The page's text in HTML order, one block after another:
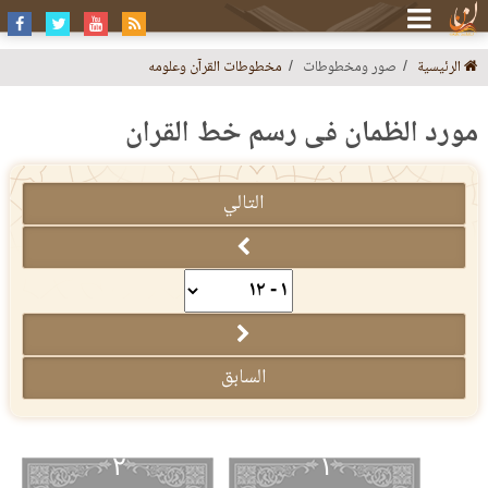
الرئيسية صور ومخطوطات مخطوطات القرآن وعلومه
مورد الظمآن فى رسم خط القرآن
التالي
السابق
١ ٢